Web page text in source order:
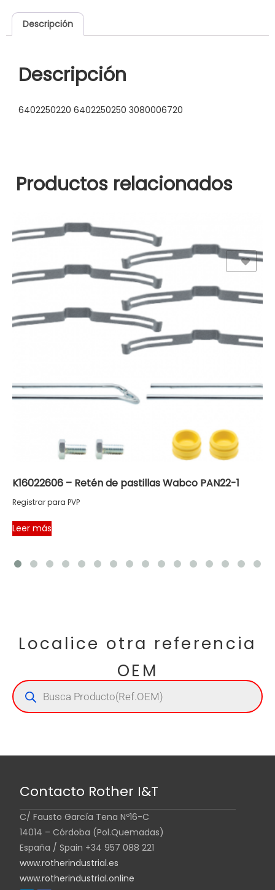
Descripción
Descripción
6402250220 6402250250 3080006720
Productos relacionados
K16022606 – Retén de pastillas Wabco PAN22-1
Registrar para PVP
Leer más
Add to Wishlist
Localice otra referencia
OEM
Contacto Rother I&T
C/ Fausto García Tena Nº16-C
14014 – Córdoba (Pol.Quemadas)
España / Spain +34 957 088 221
www.rotherindustrial.es
www.rotherindustrial.online